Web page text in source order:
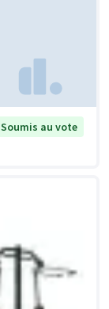
Soumis au vote